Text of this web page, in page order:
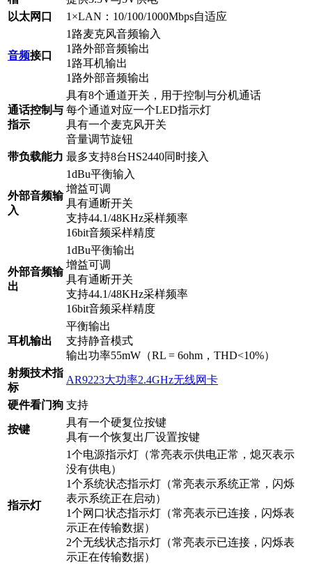
以太网口
1×LAN：10/100/1000Mbps自适应
音频接口
1路麦克风音频输入
1路外部音频输出
1路耳机输出
1路外部音频输出
通话控制与
指示
具有8个通道开关，用于控制与分机通话
每个通道对应一个LED指示灯
具有一个麦克风开关
音量调节旋钮
带负载能力 最多支持8台HS2440同时接入
外部音频输
入
1dBu平衡输入
增益可调
具有通断开关
支持44.1/48KHz采样频率
16bit音频采样精度
外部音频输
出
1dBu平衡输出
增益可调
具有通断开关
支持44.1/48KHz采样频率
16bit音频采样精度
耳机输出
平衡输出
支持静音模式
输出功率55mW（RL = 6ohm，THD<10%）
射频技术指
标
AR9223大功率2.4GHz无线网卡
硬件看门狗 支持
按键
具有一个硬复位按键
具有一个恢复出厂设置按键
指示灯
1个电源指示灯（常亮表示供电正常，熄灭表示
没有供电）
1个系统状态指示灯（常亮表示系统正常，闪烁
表示系统正在启动）
1个网口状态指示灯（常亮表示已连接，闪烁表
示正在传输数据）
2个无线状态指示灯（常亮表示已连接，闪烁表
示正在传输数据）